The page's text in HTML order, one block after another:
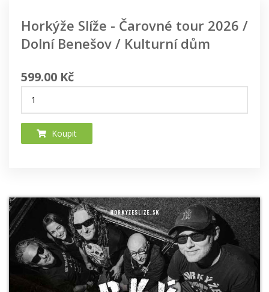
Horkýže Slíže - Čarovné tour 2026 /
Dolní Benešov / Kulturní dům
599.00 Kč
Koupit